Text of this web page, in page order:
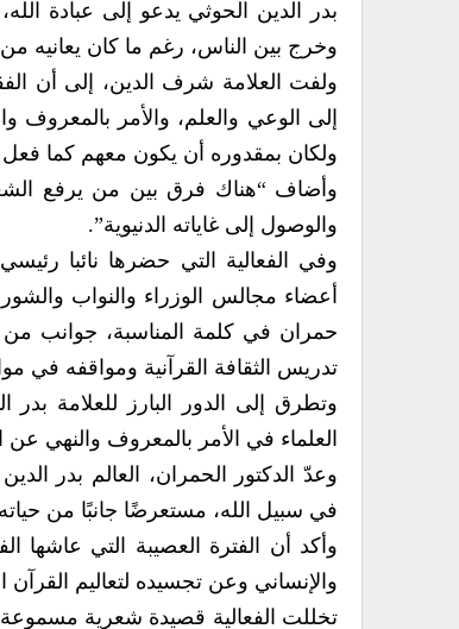
بدر الدين الحوثي يدعو إلى عبادة
وخرج بين الناس، رغم ما كان
ولفت العلامة شرف الدين، إلى أن
إلى الوعي والعلم، والأمر بالمعروف
ولكان بمقدوره أن يكون معهم كما فعل
وأضاف “هناك فرق بين من يرفع
والوصول إلى غاياته الدنيوية”.
وفي الفعالية التي حضرها نائبا
أعضاء مجالس الوزراء والنواب
حمران في كلمة المناسبة، جوانب من
تدريس الثقافة القرآنية ومواقفه في
وتطرق إلى الدور البارز للعلامة
العلماء في الأمر بالمعروف والنهي عن
وعدّ الدكتور الحمران، العالم بدر
في سبيل الله، مستعرضًا جانبًا من
وأكد أن الفترة العصيبة التي عاشها
والإنساني وعن تجسيده لتعاليم القرآن
تخللت الفعالية قصيدة شعرية مسموعة